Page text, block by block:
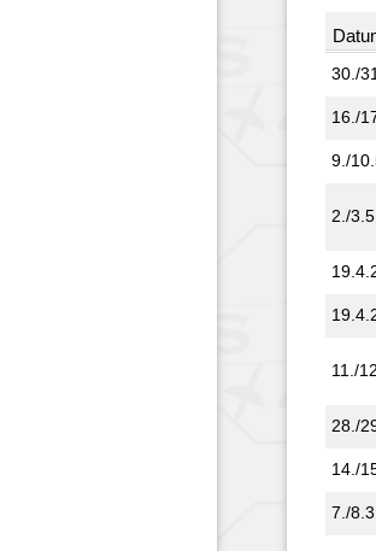
30./
16./
9./
2./
11./
28./
14./
7./